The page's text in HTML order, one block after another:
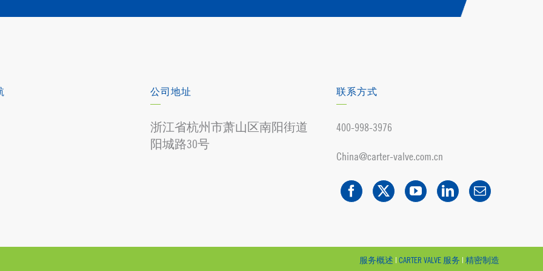
公司地址
浙江省杭州市萧山区南阳街道
阳城路30号
联系方式
400-998-3976
China@carter-valve.com.cn
服务概述 |CARTER VALVE 服务 |精密制造